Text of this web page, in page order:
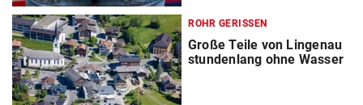
ROHR GERISSEN
Große Teile von Lingenau
stundenlang ohne Wasser